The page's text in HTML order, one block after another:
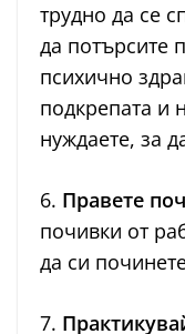
трудно да се
да потърсите
психично
подкрепата и
нуждаете, за
6. Правете
почивки от
да си
7.